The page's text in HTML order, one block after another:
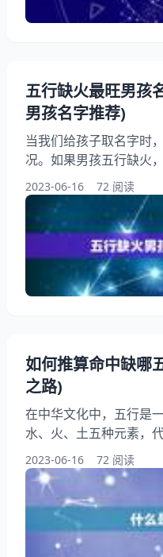
健康、事业不顺
五行缺火最旺男孩
男孩名字推荐)
当我们给孩子取名字时
况。如果男孩五行缺火
中，我们将为您介绍五
荐一些适合的名字。让
缺火男孩名字的选择方
木、土、金、水四行为
意名字的音节，尽量选
于沉闷的音节。还可以
字，以补足五行缺失
2023-06-16 72 阅读
如何推算命中缺哪
之路)
在中华文化中，五行是
水、火、土五种元素，
量。在命理学中，五行
的命运和性格特征。五
我们了解自己的不足之
势。本文将详细介绍如
帮助读者更好地了解自
行缺失 五行缺失是指一
2023-06-16 72 阅读